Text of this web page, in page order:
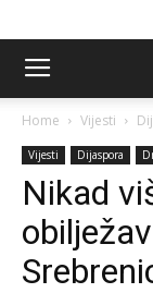
Home Vijesti
Vijesti Dijaspora
Nikad